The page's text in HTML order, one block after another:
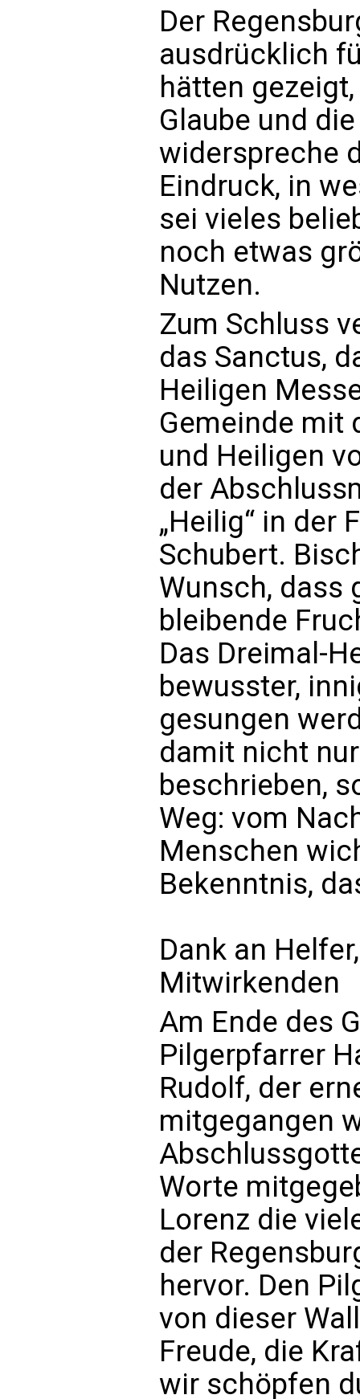
Der
ausdrücklich
hätten
Glaube und
widerspreche
Eindruck, in
sei vieles
noch etwas
Nutzen.
Zum Schluss
das Sanctus,
Heiligen
Gemeinde mit
und Heiligen
der
„Heilig“ in der
Schubert.
Wunsch, dass
bleibende
Das Dreimal-
bewusster,
gesungen
damit nicht
beschrieben,
Weg: vom
Menschen
Bekenntnis,
Dank an
Mitwirkenden
Am Ende des
Pilgerpfarrer
Rudolf, der
mitgegangen
Worte
Lorenz die
der
hervor. Den
von dieser
Freude, die
wir schöpfen